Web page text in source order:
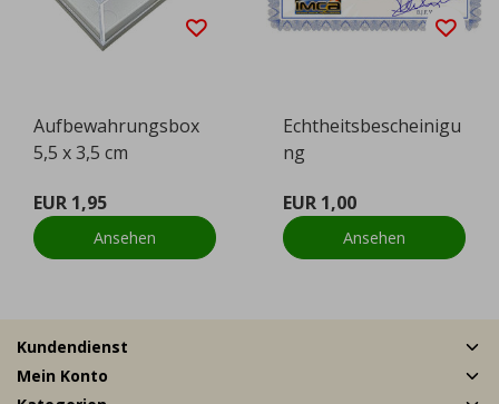
Aufbewahrungsbox
5,5 x 3,5 cm
EUR 1,95
Ansehen
Echtheitsbescheinigu
ng
EUR 1,00
Ansehen
Kundendienst
Mein Konto